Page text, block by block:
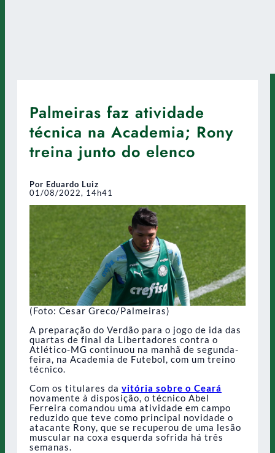
Palmeiras faz atividade
técnica na Academia; Rony
treina junto do elenco
Por Eduardo Luiz
01/08/2022, 14h41
(Foto: Cesar Greco/Palmeiras)
A preparação do Verdão para o jogo de ida das
quartas de final da Libertadores contra o
Atlético-MG continuou na manhã de segunda-
feira, na Academia de Futebol, com um treino
técnico.
Com os titulares da vitória sobre o Ceará
novamente à disposição, o técnico Abel
Ferreira comandou uma atividade em campo
reduzido que teve como principal novidade o
atacante Rony, que se recuperou de uma lesão
muscular na coxa esquerda sofrida há três
semanas.